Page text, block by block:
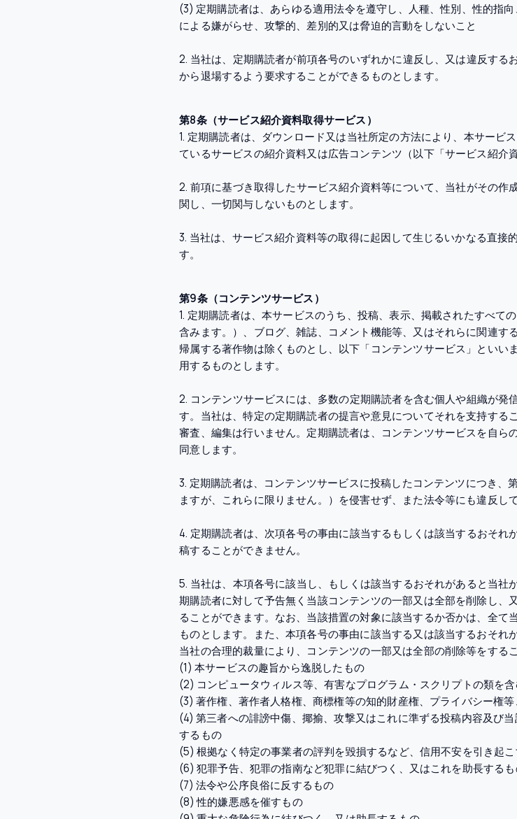
(3) 定期購読者は、あらゆる適用法令を遵守し、人種、性別、性的指
による嫌がらせ、攻撃的、差別的又は脅迫的言動をしないこと
2. 当社は、定期購読者が前項各号のいずれかに違反し、又は違反する
から退場するよう要求することができるものとします。
第8条（サービス紹介資料取得サービス）
1. 定期購読者は、ダウンロード又は当社所定の方法により、本サービ
ているサービスの紹介資料又は広告コンテンツ（以下「サービス紹介
2. 前項に基づき取得したサービス紹介資料等について、当社がその
関し、一切関与しないものとします。
3. 当社は、サービス紹介資料等の取得に起因して生じるいかなる直接
す。
第9条（コンテンツサービス）
1. 定期購読者は、本サービスのうち、投稿、表示、掲載されたすべて
含みます。）、ブログ、雑誌、コメント機能等、又はそれらに関連す
帰属する著作物は除くものとし、以下「コンテンツサービス」といい
用するものとします。
2. コンテンツサービスには、多数の定期購読者を含む個人や組織が発
す。当社は、特定の定期購読者の提言や意見についてそれを支持する
審査、編集は行いません。定期購読者は、コンテンツサービスを自ら
同意します。
3. 定期購読者は、コンテンツサービスに投稿したコンテンツにつき、
ますが、これらに限りません。）を侵害せず、また法令等にも違反し
4. 定期購読者は、次項各号の事由に該当するもしくは該当するおそ
稿することができません。
5. 当社は、本項各号に該当し、もしくは該当するおそれがあると当
期購読者に対して予告無く当該コンテンツの一部又は全部を削除し、
ることができます。なお、当該措置の対象に該当するか否かは、全て
ものとします。また、本項各号の事由に該当する又は該当するおそれ
当社の合理的裁量により、コンテンツの一部又は全部の削除等をする
(1) 本サービスの趣旨から逸脱したもの
(2) コンピュータウィルス等、有害なプログラム・スクリプトの類を
(3) 著作権、著作者人格権、商標権等の知的財産権、プライバシー権
(4) 第三者への誹謗中傷、揶揄、攻撃又はこれに準ずる投稿内容及び
するもの
(5) 根拠なく特定の事業者の評判を毀損するなど、信用不安を引き起
(6) 犯罪予告、犯罪の指南など犯罪に結びつく、又はこれを助長する
(7) 法令や公序良俗に反するもの
(8) 性的嫌悪感を催すもの